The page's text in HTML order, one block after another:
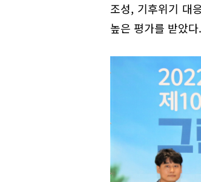
조성, 기후위기 대
높은 평가를 받았다.